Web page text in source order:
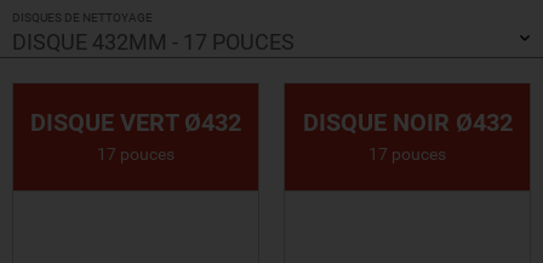
DISQUES DE NETTOYAGE
DISQUE 432MM - 17 POUCES
DISQUE VERT Ø432
17 pouces
DISQUE NOIR Ø432
17 pouces